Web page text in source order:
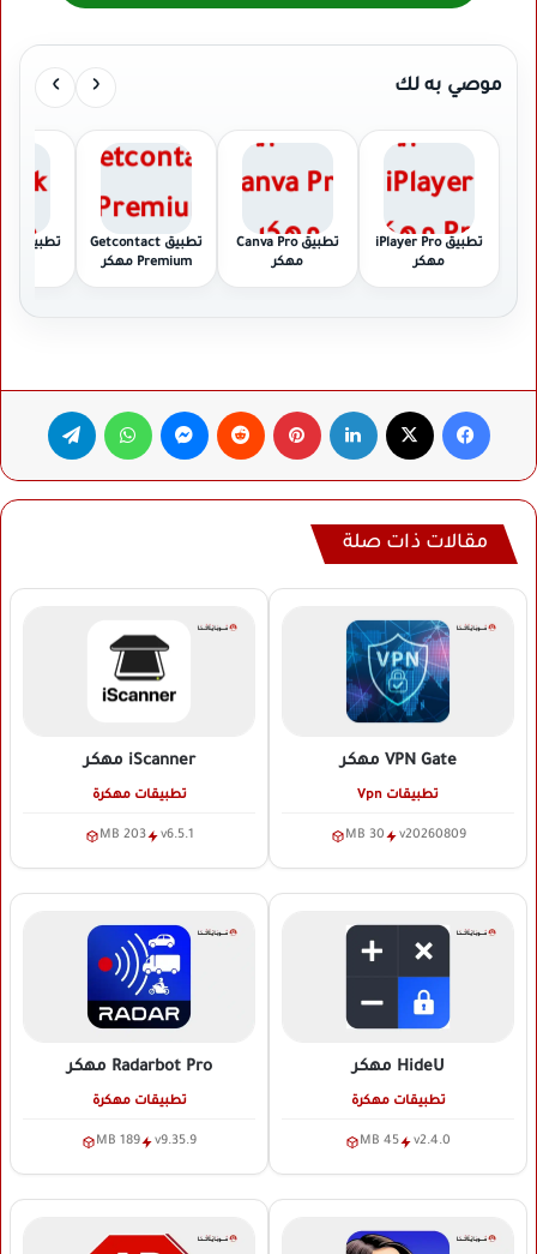
موصي به لك ‹
›
تطبيق iPlayer Pro
مهكر
تطبيق Canva Pro
مهكر
تطبيق Getcontact
Premium مهكر
تطبيق TikTok مهكر
فيسبوك لينكدإن بينتيريست ماسنجر واتساب
مقالات ذات صلة
VPN Gate مهكر
تطبيقات Vpn
v20260809
30 MB
iScanner مهكر
تطبيقات مهكرة
v6.5.1
203 MB
HideU مهكر
تطبيقات مهكرة
v2.4.0
45 MB
Radarbot Pro مهكر
تطبيقات مهكرة
v9.35.9
189 MB